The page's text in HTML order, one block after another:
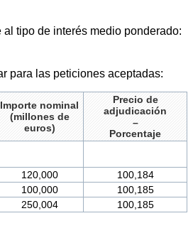
tipo de interés medio ponderado:
para las peticiones aceptadas:
Importe nominal
(millones de
euros)
Precio de
adjudicación
–
Porcentaje
120,000
100,184
100,000
100,185
250,004 100,185